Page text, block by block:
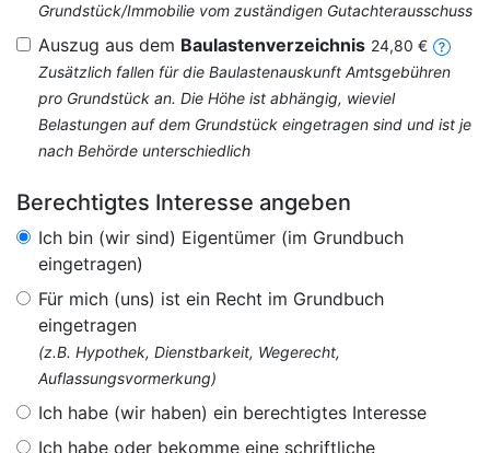
Grundstück/Immobilie vom zuständigen Gutachterausschuss
Auszug aus dem Baulastenverzeichnis 24,80 €
Zusätzlich fallen für die Baulastenauskunft Amtsgebühren
pro Grundstück an. Die Höhe ist abhängig, wieviel
Belastungen auf dem Grundstück eingetragen sind und ist je
nach Behörde unterschiedlich
Berechtigtes Interesse angeben
Ich bin (wir sind) Eigentümer (im Grundbuch
eingetragen)
Für mich (uns) ist ein Recht im Grundbuch
eingetragen
(z.B. Hypothek, Dienstbarkeit, Wegerecht,
Auflassungsvormerkung)
Ich habe (wir haben) ein berechtigtes Interesse
Ich habe oder bekomme eine schriftliche